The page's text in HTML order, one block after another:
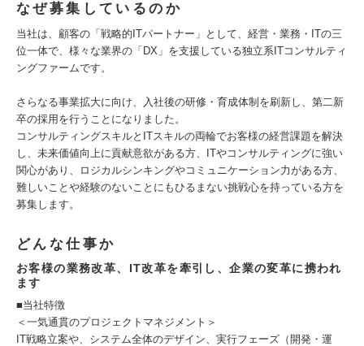
なぜ募集しているのか
当社は、顧客の「戦略的ITパートナー」として、経営・業務・ITの三
位一体で、様々な業界の「DX」を支援している独立系ITコンサルティ
ングファームです。
さらなる事業拡大に向け、入社後の研修・育成体制を刷新し、第二新
卒の採用を行うことになりました。
コンサルティングスキルとITスキルの両輪でお客様の経営課題を解決
し、未来価値向上に貢献意欲がある方、ITやコンサルティングに強い
関心があり、ロジカルシンキングやコミュニケーション力がある方、
難しいことや経験のないことにもひるまない挑戦心を持っている方を
募集します。
どんな仕事か
お客様の業務改革、IT改革を牽引し、企業の変革に携われ
ます
■当社特徴
＜一気通貫のプロジェクトマネジメント＞
IT戦略立案や、システム全体のデザイン、実行フェーズ（開発・運